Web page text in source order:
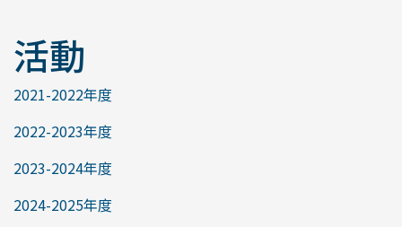
活動
2021-2022年度
2022-2023年度
2023-2024年度
2024-2025年度